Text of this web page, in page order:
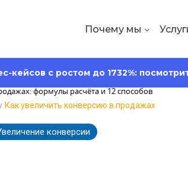
Почему мы
кейсов с ростом до 1732%:
Как увеличить конверсию в продажах
конверсии